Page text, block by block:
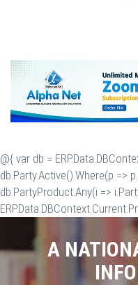
@{ var db =
db.Party.Active().Where(p =>
db.PartyProduct.Any(i =>
A